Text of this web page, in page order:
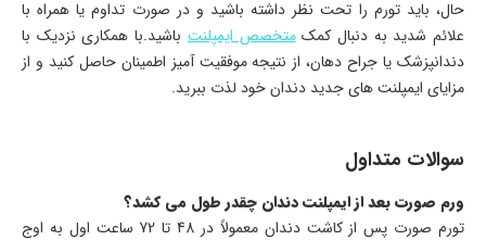
حال، باید تورم را تحت نظر داشته باشید و در صورت تداوم یا همراه با
علائم شدید به دنبال کمکمتخصص ایمپلنتباشید.با همکاری نزدیک با
دندانپزشک یا جراح دهان، از نتیجه موفقیت آمیز اطمینان حاصل کنید و از
مزایای ایمپلنت های جدید دندان خود لذت ببرید.
سوالات متداول
ورم صورت بعد از ایمپلنت دندان چقدر طول می کشد؟
تورم صورت پس از کاشت دندان معمولاً در 48 تا 72 ساعت اول به اوج